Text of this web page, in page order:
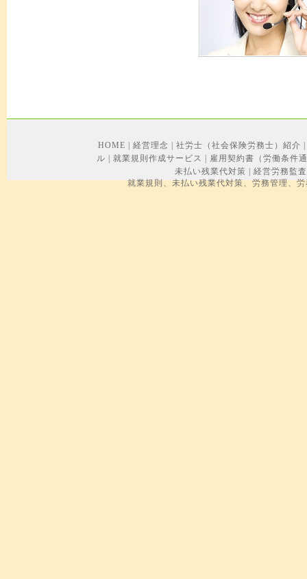
HOME 経営理念 社労士（社会保険労務士）紹介
ル
就業規則作成サービス
雇用契約書（労働条件
未払い残業代対策
経営労務監査
就業規則、未払い残業代対策、労務管理、労務トラブル